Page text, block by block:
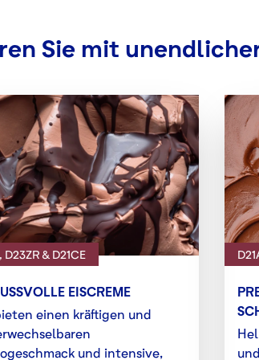
Sie mit
D23ZR & D21CE
EISCREME
einen kräftigen und
und intensive,